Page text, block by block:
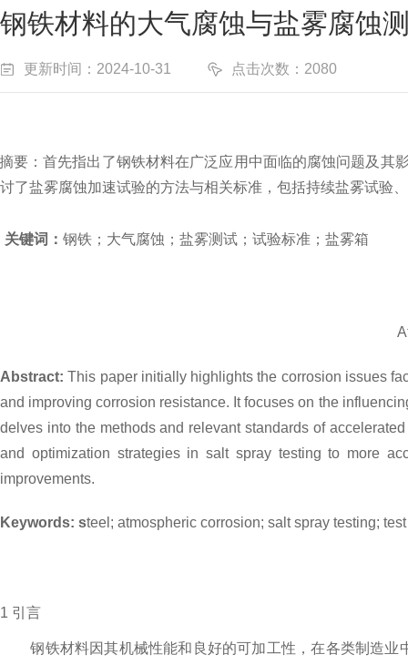
钢铁材料的大气腐蚀与盐雾腐蚀
更新时间：2024-10-31 点击次数：2080
要：首先指出了钢铁材料在广泛应用中面临的腐蚀问题及其
讨了盐雾腐蚀加速试验的方法与相关标准，包括持续盐雾试验
关键词：钢铁；大气腐蚀；盐雾测试；试验标准；盐雾箱
Abstract:This paper initially highlights the corrosion issues
and improving corrosion resistance. It focuses on the
delves into the methods and relevant standards of
and optimization strategies in salt spray testing to more
improvements.
Keywords: steel; atmospheric corrosion; salt spray testing;
1 引言
钢铁材料因其机械性能和良好的可加工性，在各类制造